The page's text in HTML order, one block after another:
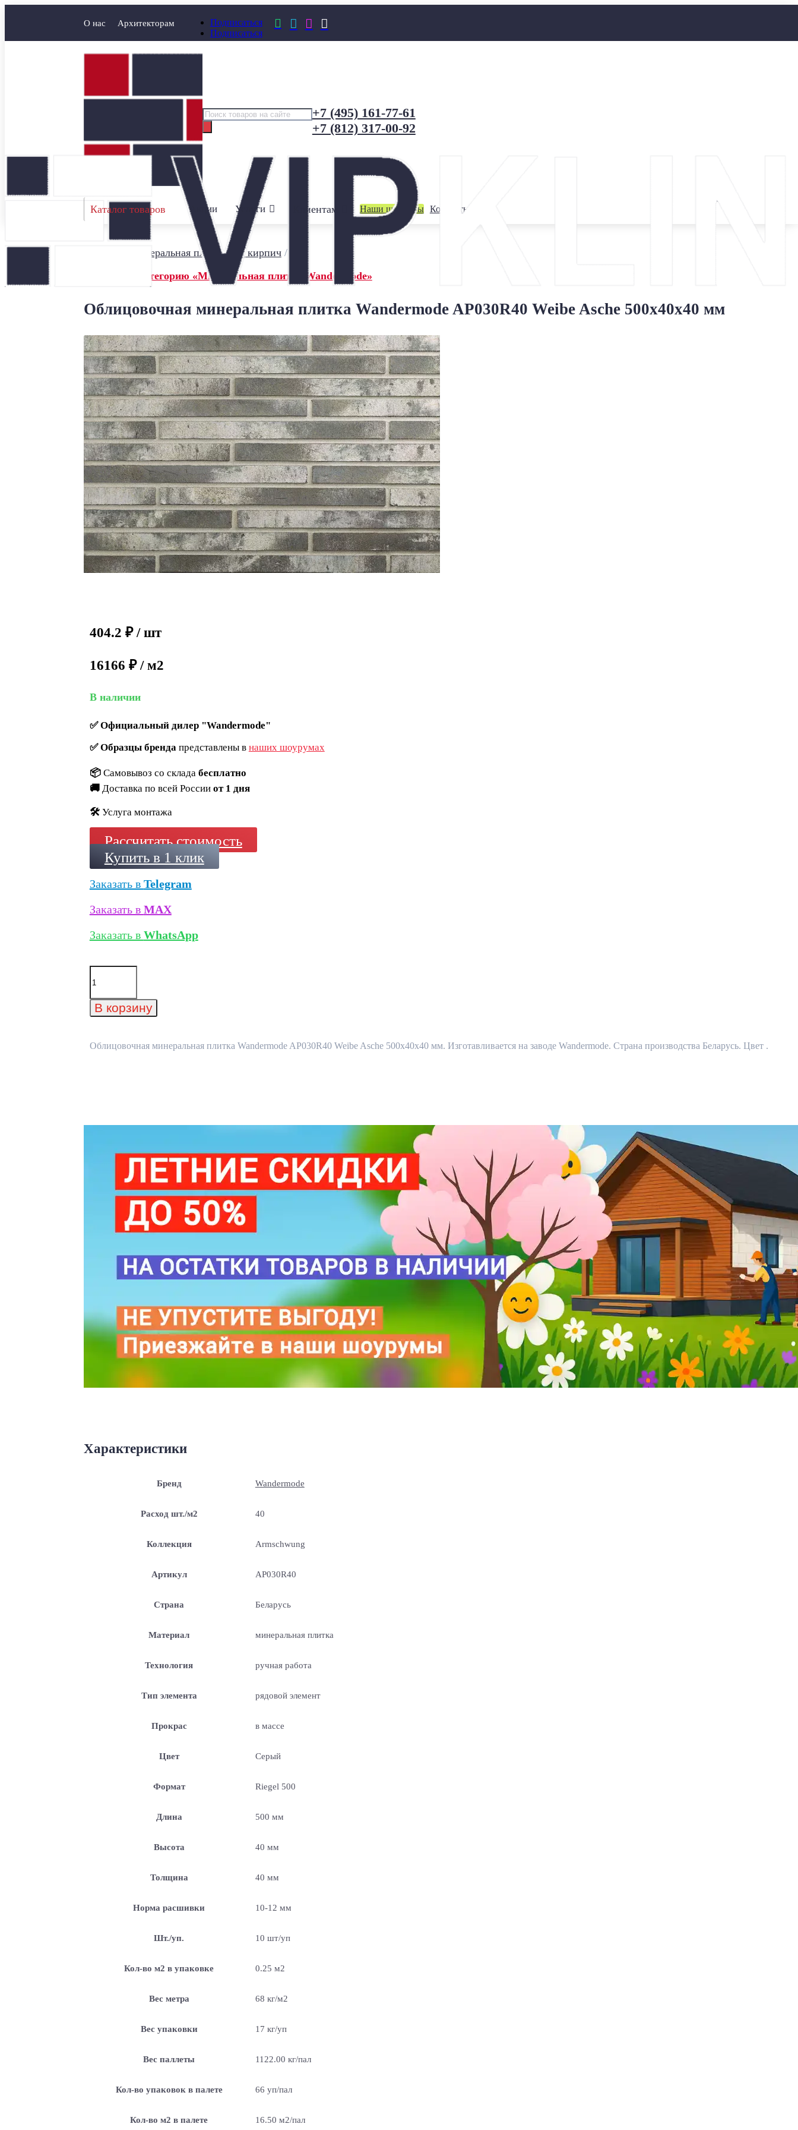
О нас Архитекторам
Подписаться
Подписаться
   
Поиск
товаров
+7 (495) 161-77-61
+7 (812) 317-00-92
Каталог товаров Акции Услуги Клиентам Наши шоурумы Контакты
Минеральная плитка под кирпич/
← Назад в категорию «Минеральная плитка Wandermode»
Облицовочная минеральная плитка Wandermode AP030R40 Weibe Asche 500x40x40 мм
404.2 ₽ / шт
16166 ₽ / м2
В наличии
✅Официальный дилер "Wandermode"
✅Образцы брендапредставлены в наших шоурумах
📦 Самовывоз со склада бесплатно
🚚 Доставка по всей России от 1 дня
🛠️ Услуга монтажа
Рассчитать стоимость
Купить в 1 клик
Заказать в Telegram
Заказать в MAX
Заказать в WhatsApp
Количество
товара
минеральная
плитка
Weibe
В корзину
Облицовочная минеральная плитка Wandermode AP030R40 Weibe Asche 500x40x40 мм. Изготавливается на заводе Wandermode. Страна производства Беларусь. Цвет .
Характеристики
Бренд Wandermode
Расход шт./м2 40
Коллекция Armschwung
Артикул AP030R40
Страна Беларусь
Материал минеральная плитка
Технология ручная работа
Тип элемента рядовой элемент
Прокрас в массе
Цвет Серый
Формат Riegel 500
Длина 500 мм
Высота 40 мм
Толщина 40 мм
Норма расшивки 10-12 мм
Шт./уп. 10 шт/уп
Кол-во м2 в упаковке 0.25 м2
Вес метра 68 кг/м2
Вес упаковки 17 кг/уп
Вес паллеты 1122.00 кг/пал
Кол-во упаковок в палете 66 уп/пал
Кол-во м2 в палете 16.50 м2/пал